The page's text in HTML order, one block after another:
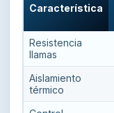
Característica
Resistencia
llamas
Aislamiento
térmico